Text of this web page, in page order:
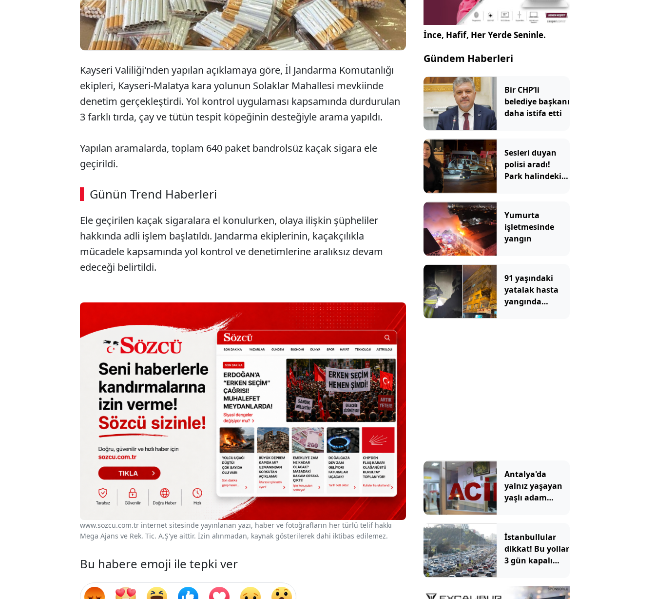
Kayseri Valiliği'nden yapılan açıklamaya göre, İl Jandarma Komutanlığı
ekipleri, Kayseri-Malatya kara yolunun Solaklar Mahallesi mevkiinde
denetim gerçekleştirdi. Yol kontrol uygulaması kapsamında durdurulan
3 farklı tırda, çay ve tütün tespit köpeğinin desteğiyle arama yapıldı.
Yapılan aramalarda, toplam 640 paket bandrolsüz kaçak sigara ele
geçirildi.
Günün Trend Haberleri
SÖZCÜ SON DAKİKA
Ele geçirilen kaçak sigaralara el konulurken, olaya ilişkin şüpheliler
hakkında adli işlem başlatıldı. Jandarma ekiplerinin, kaçakçılıkla
mücadele kapsamında yol kontrol ve denetimlerine aralıksız devam
edeceği belirtildi.
www.sozcu.com.tr internet sitesinde yayınlanan yazı, haber ve fotoğrafların her türlü telif hakkı
Mega Ajans ve Rek. Tic. A.Ş'ye aittir. İzin alınmadan, kaynak gösterilerek dahi iktibas edilemez.
Bu habere emoji ile tepki ver
İnce, Hafif, Her Yerde Seninle.
Gündem Haberleri
Bir CHP’li
belediye başkanı
daha istifa etti
Sesleri duyan
polisi aradı!
Park halindeki
Yumurta
işletmesinde
yangın
91 yaşındaki
yatalak hasta
yangında
Antalya'da
yalnız yaşayan
yaşlı adam
İstanbullular
dikkat! Bu yollar
3 gün kapalı